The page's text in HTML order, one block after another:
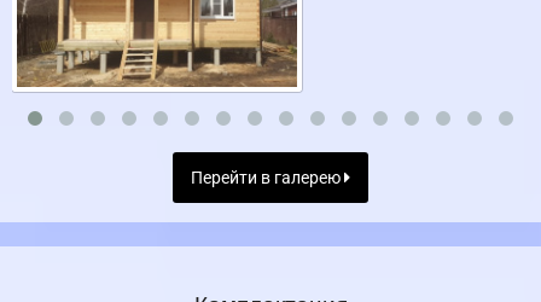
Перейти в галерею